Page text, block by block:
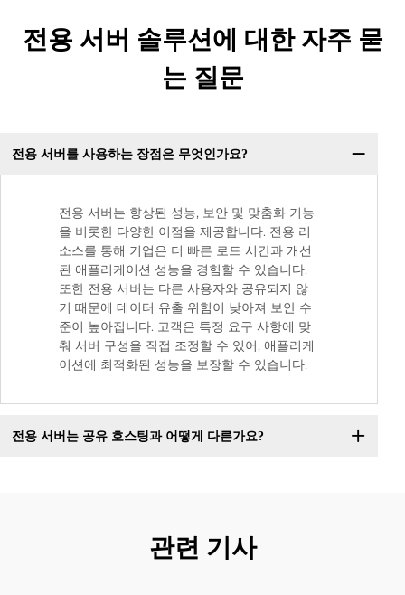
전용 서버 솔루션에 대한 자주 묻
는 질문
전용 서버를 사용하는 장점은 무엇인가요?
전용 서버는 향상된 성능, 보안 및 맞춤화 기능
을 비롯한 다양한 이점을 제공합니다. 전용 리
소스를 통해 기업은 더 빠른 로드 시간과 개선
된 애플리케이션 성능을 경험할 수 있습니다.
또한 전용 서버는 다른 사용자와 공유되지 않
기 때문에 데이터 유출 위험이 낮아져 보안 수
준이 높아집니다. 고객은 특정 요구 사항에 맞
춰 서버 구성을 직접 조정할 수 있어, 애플리케
이션에 최적화된 성능을 보장할 수 있습니다.
전용 서버는 공유 호스팅과 어떻게 다른가요?
관련 기사